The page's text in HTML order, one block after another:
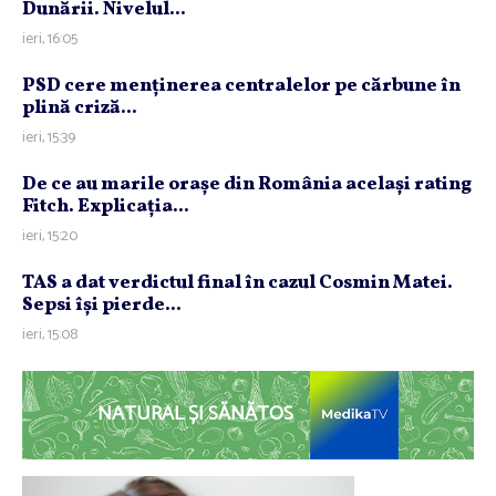
Dunării. Nivelul...
ieri, 16:05
PSD cere menţinerea centralelor pe cărbune în
plină criză...
ieri, 15:39
De ce au marile oraşe din România acelaşi rating
Fitch. Explicaţia...
ieri, 15:20
TAS a dat verdictul final în cazul Cosmin Matei.
Sepsi îşi pierde...
ieri, 15:08
NATURAL ȘI SĂNĂTOS